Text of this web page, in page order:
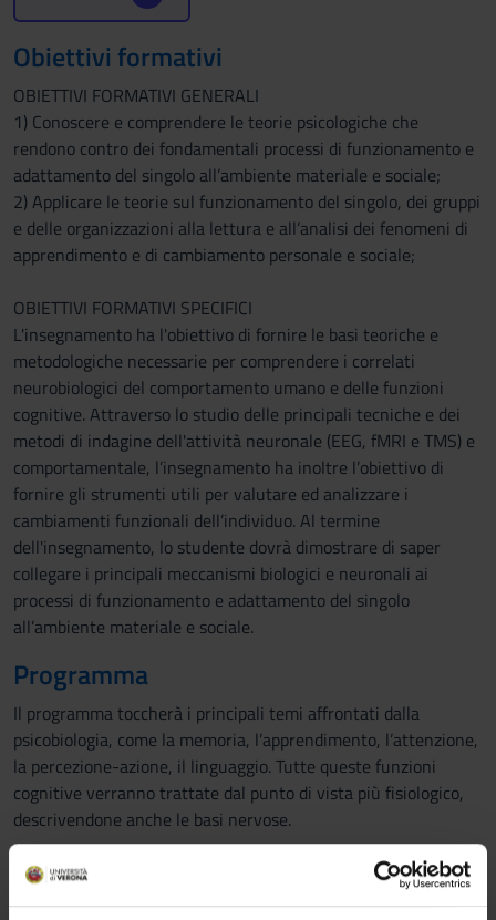
Obiettivi formativi
OBIETTIVI FORMATIVI GENERALI
1) Conoscere e comprendere le teorie psicologiche che
rendono contro dei fondamentali processi di funzionamento e
adattamento del singolo all’ambiente materiale e sociale;
2) Applicare le teorie sul funzionamento del singolo, dei gruppi
e delle organizzazioni alla lettura e all’analisi dei fenomeni di
apprendimento e di cambiamento personale e sociale;
OBIETTIVI FORMATIVI SPECIFICI
L'insegnamento ha l'obiettivo di fornire le basi teoriche e
metodologiche necessarie per comprendere i correlati
neurobiologici del comportamento umano e delle funzioni
cognitive. Attraverso lo studio delle principali tecniche e dei
metodi di indagine dell'attività neuronale (EEG, fMRI e TMS) e
comportamentale, l’insegnamento ha inoltre l’obiettivo di
fornire gli strumenti utili per valutare ed analizzare i
cambiamenti funzionali dell’individuo. Al termine
dell'insegnamento, lo studente dovrà dimostrare di saper
collegare i principali meccanismi biologici e neuronali ai
processi di funzionamento e adattamento del singolo
all’ambiente materiale e sociale.
Programma
Il programma toccherà i principali temi affrontati dalla
psicobiologia, come la memoria, l’apprendimento, l’attenzione,
la percezione-azione, il linguaggio. Tutte queste funzioni
cognitive verranno trattate dal punto di vista più fisiologico,
descrivendone anche le basi nervose.
Introduzione alla psicobiologia:
a) cenni storici